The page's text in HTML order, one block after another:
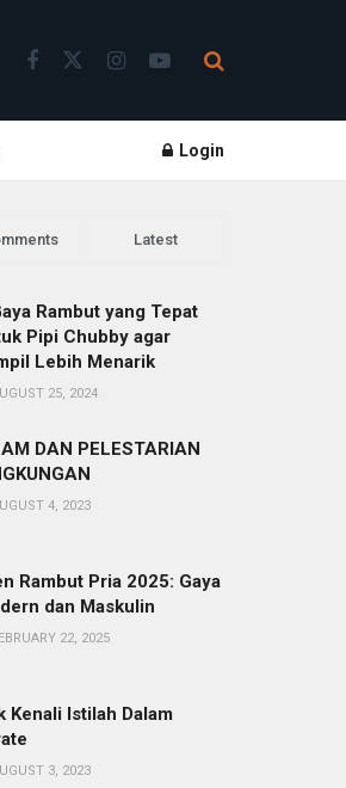
Login
Latest
Rambut yang Tepat
Pipi Chubby agar
Lebih Menarik
25, 2024
DAN PELESTARIAN
4, 2023
Rambut Pria 2025: Gaya
dan Maskulin
22, 2025
Kenali Istilah Dalam
3, 2023